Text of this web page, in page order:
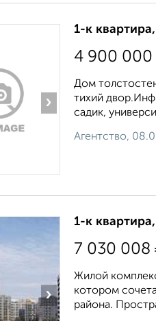
›
1-к
4 900 000
Дом
тихий
садик,
Агентство,
›
1-к
7 030 008
Жилой
котором
района.